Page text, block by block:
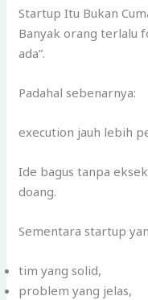
Startup Itu Bukan
Banyak orang terlalu
ada”.
Padahal sebenarnya:
execution jauh lebih
Ide bagus tanpa
doang.
Sementara startup
tim yang solid,
problem yang jelas,